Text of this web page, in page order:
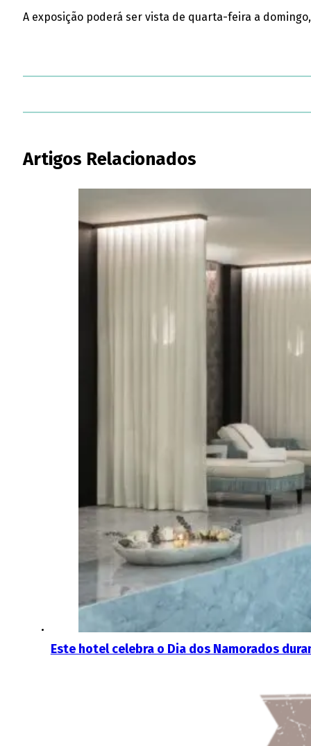
A exposição poderá ser vista de quarta-feira a
Artigos Relacionados
Este hotel celebra o Dia dos Namorados